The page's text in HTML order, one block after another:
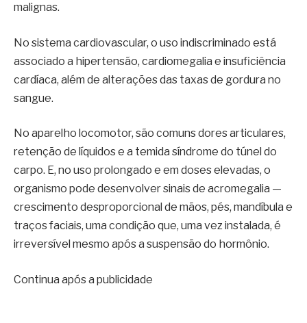
malignas.
No sistema cardiovascular, o uso indiscriminado está
associado a hipertensão, cardiomegalia e insuficiência
cardíaca, além de alterações das taxas de gordura no
sangue.
No aparelho locomotor, são comuns dores articulares,
retenção de líquidos e a temida síndrome do túnel do
carpo. E, no uso prolongado e em doses elevadas, o
organismo pode desenvolver sinais de acromegalia —
crescimento desproporcional de mãos, pés, mandíbula e
traços faciais, uma condição que, uma vez instalada, é
irreversível mesmo após a suspensão do hormônio.
Continua após a publicidade